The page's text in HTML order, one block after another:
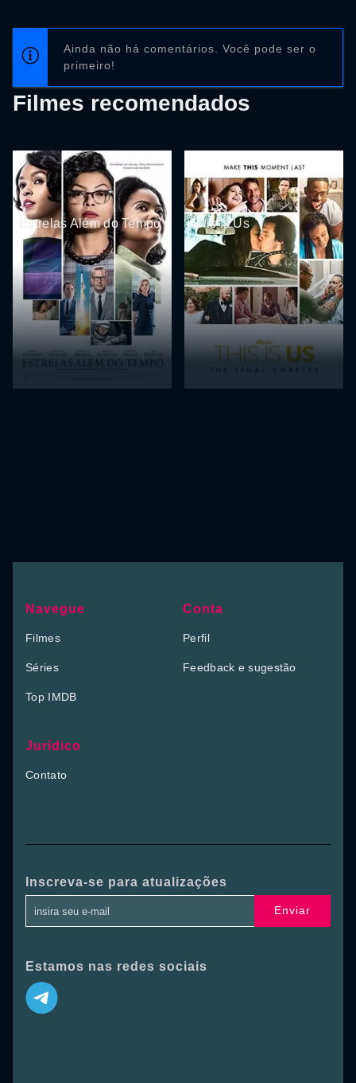
Ainda não há comentários. Você pode ser o
primeiro!
Filmes recomendados
Estrelas Além do Tempo This Is Us
Navegue
Filmes
Séries
Top IMDB
Conta
Perfil
Feedback e sugestão
Jurídico
Contato
Inscreva-se para atualizações
Enviar
Estamos nas redes sociais